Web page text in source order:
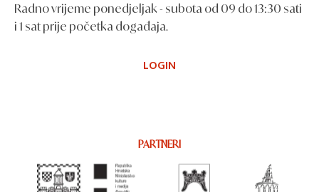
Radno vrijeme ponedjeljak - subota od 09 do 13:30 sati
i 1 sat prije početka događaja.
LOGIN
PARTNERI